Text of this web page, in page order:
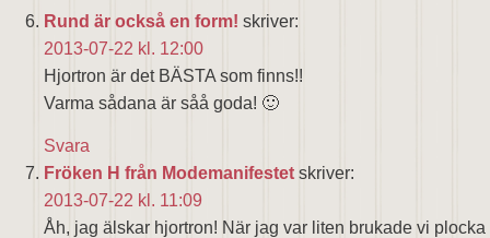
Rund är också en form! skriver:
2013-07-22 kl. 12:00
Hjortron är det BÄSTA som finns!!
Varma sådana är såå goda! 🙂
Svara
Fröken H från Modemanifestet skriver:
2013-07-22 kl. 11:09
Åh, jag älskar hjortron! När jag var liten brukade vi plocka